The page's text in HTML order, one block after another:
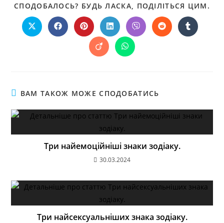
СПОДОБАЛОСЬ? БУДЬ ЛАСКА, ПОДІЛІТЬСЯ ЦИМ.
ВАМ ТАКОЖ МОЖЕ СПОДОБАТИСЬ
Три найемоційніші знаки зодіаку.
30.03.2024
Три найсексуальніших знака зодіаку.